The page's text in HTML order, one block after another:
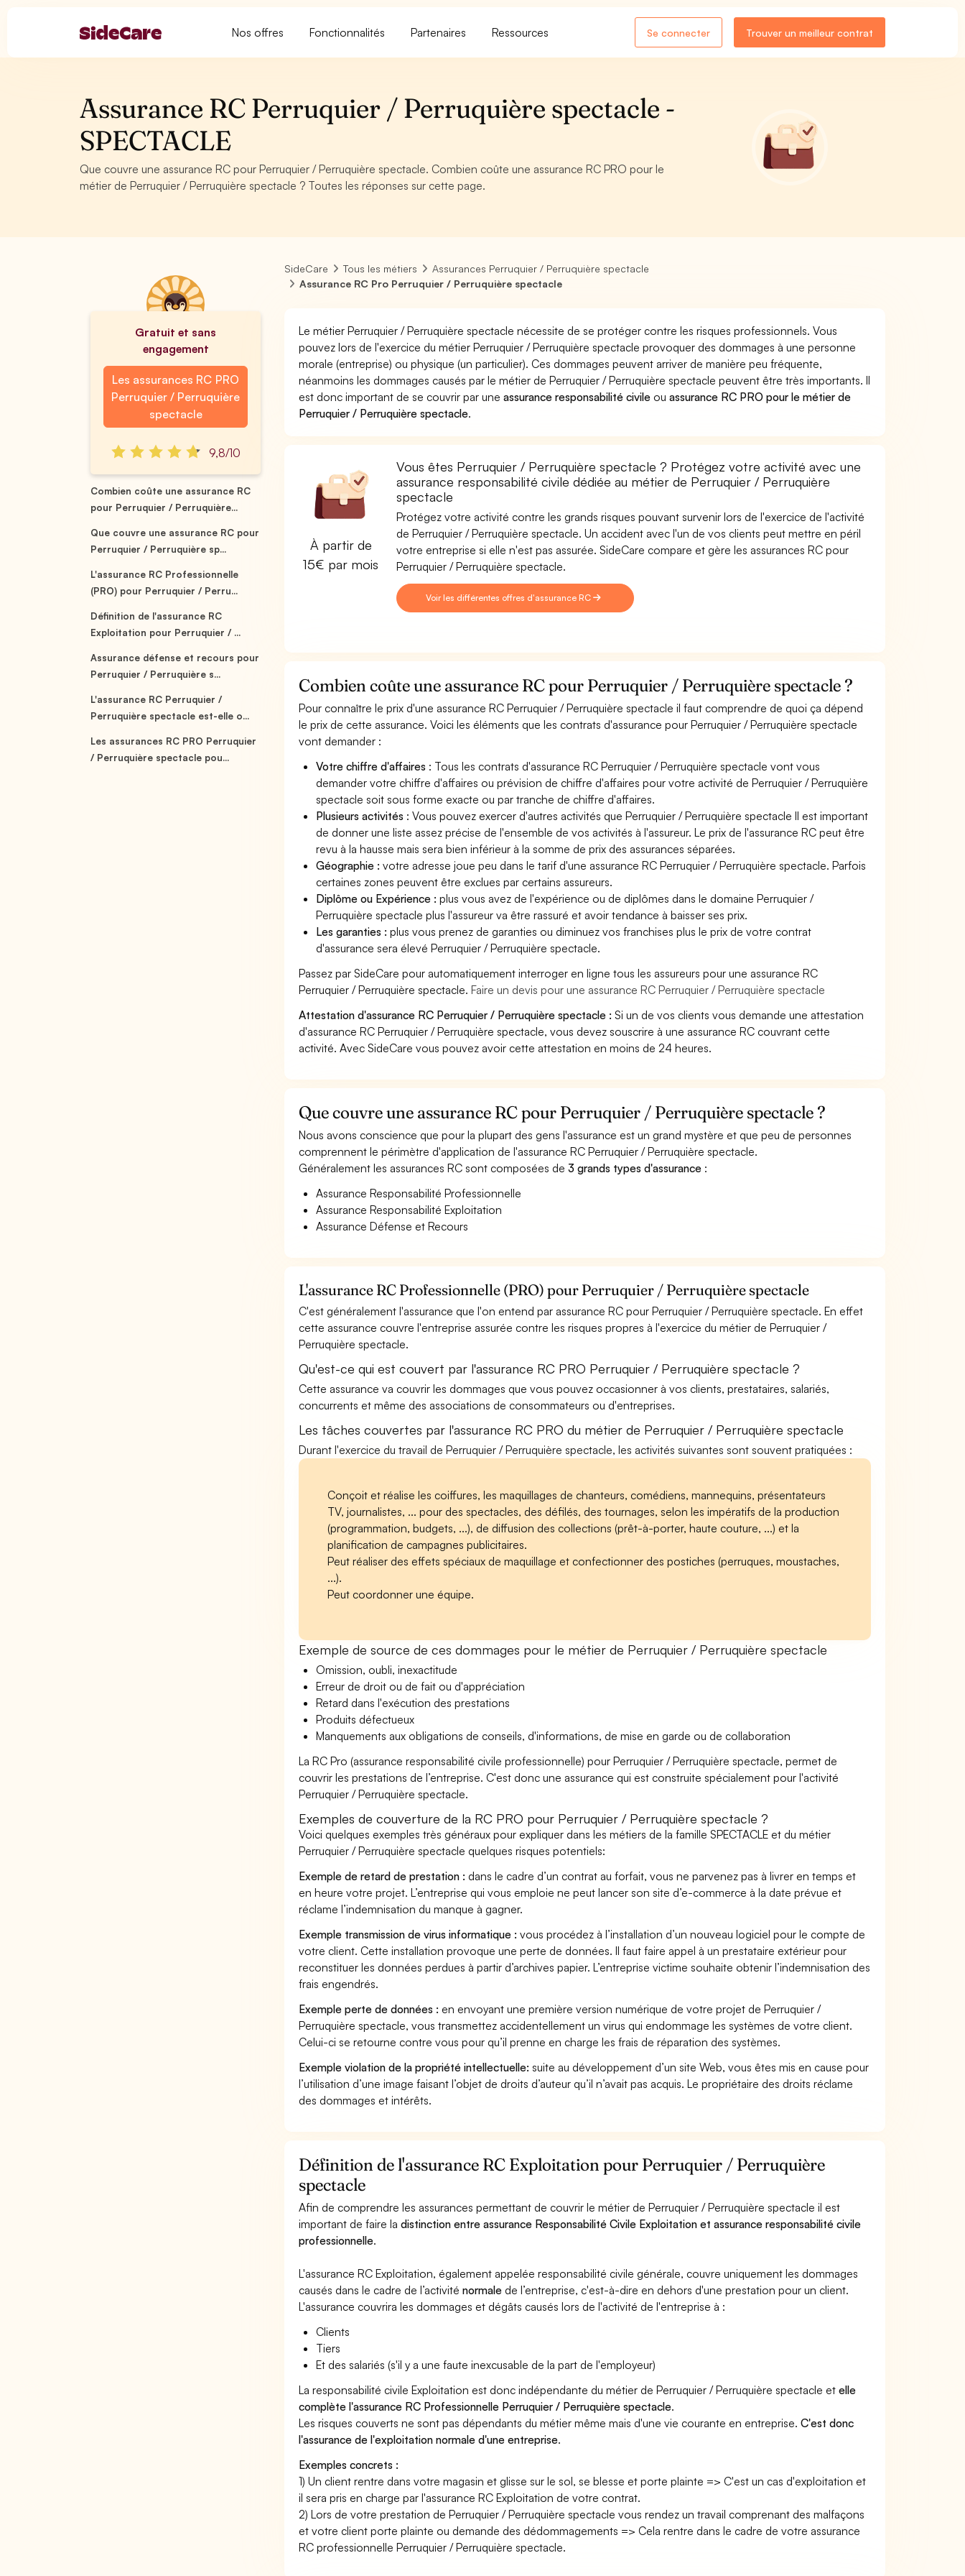
Nos offres Fonctionnalités Partenaires Ressources Se connecter Trouver un meilleur contrat
Assurance RC Perruquier / Perruquière spectacle -
SPECTACLE
Que couvre une assurance RC pour Perruquier / Perruquière spectacle. Combien coûte une assurance RC PRO pour le
métier de Perruquier / Perruquière spectacle ? Toutes les réponses sur cette page.
Gratuit et sans
engagement
Les assurances RC PRO
Perruquier / Perruquière
spectacle
9,8/10
Combien coûte une assurance RC
pour Perruquier / Perruquière...
Que couvre une assurance RC pour
Perruquier / Perruquière sp...
L'assurance RC Professionnelle
(PRO) pour Perruquier / Perru...
Définition de l'assurance RC
Exploitation pour Perruquier / ...
Assurance défense et recours pour
Perruquier / Perruquière s...
L'assurance RC Perruquier /
Perruquière spectacle est-elle o...
Les assurances RC PRO Perruquier
/ Perruquière spectacle pou...
SideCare Tous les métiers
Assurances Perruquier / Perruquière spectacle
Assurance RC Pro Perruquier / Perruquière spectacle
Le métier Perruquier / Perruquière spectacle nécessite de se protéger contre les risques professionnels. Vous
pouvez lors de l'exercice du métier Perruquier / Perruquière spectacle provoquer des dommages à une personne
morale (entreprise) ou physique (un particulier). Ces dommages peuvent arriver de manière peu fréquente,
néanmoins les dommages causés par le métier de Perruquier / Perruquière spectacle peuvent être très importants. Il
est donc important de se couvrir par uneassurance responsabilité civile ouassurance RC PRO pour le métier de
Perruquier / Perruquière spectacle.
À partir de
15€ par mois
Vous êtes Perruquier / Perruquière spectacle ? Protégez votre activité avec une
assurance responsabilité civile dédiée au métier de Perruquier / Perruquière
spectacle
Protégez votre activité contre les grands risques pouvant survenir lors de l'exercice de l'activité
de Perruquier / Perruquière spectacle. Un accident avec l'un de vos clients peut mettre en péril
votre entreprise si elle n'est pas assurée. SideCare compare et gère les assurances RC pour
Perruquier / Perruquière spectacle.
Voir les différentes offres d'assurance RC
Combien coûte une assurance RC pour Perruquier / Perruquière spectacle ?
Pour connaître le prix d'une assurance RC Perruquier / Perruquière spectacle il faut comprendre de quoi ça dépend
le prix de cette assurance. Voici les éléments que les contrats d'assurance pour Perruquier / Perruquière spectacle
vont demander :
Votre chiffre d'affaires : Tous les contrats d'assurance RC Perruquier / Perruquière spectacle vont vous
demander votre chiffre d'affaires ou prévision de chiffre d'affaires pour votre activité de Perruquier / Perruquière
spectacle soit sous forme exacte ou par tranche de chiffre d'affaires.
Plusieurs activités : Vous pouvez exercer d'autres activités que Perruquier / Perruquière spectacle Il est important
de donner une liste assez précise de l'ensemble de vos activités à l'assureur. Le prix de l'assurance RC peut être
revu à la hausse mais sera bien inférieur à la somme de prix des assurances séparées.
Géographie :votre adresse joue peu dans le tarif d'une assurance RC Perruquier / Perruquière spectacle. Parfois
certaines zones peuvent être exclues par certains assureurs.
Diplôme ou Expérience :plus vous avez de l'expérience ou de diplômes dans le domaine Perruquier /
Perruquière spectacle plus l'assureur va être rassuré et avoir tendance à baisser ses prix.
Les garanties :plus vous prenez de garanties ou diminuez vos franchises plus le prix de votre contrat
d'assurance sera élevé Perruquier / Perruquière spectacle.
Passez par SideCare pour automatiquement interroger en ligne tous les assureurs pour une assurance RC
Perruquier / Perruquière spectacle.Faire un devis pour une assurance RC Perruquier / Perruquière spectacle
Attestation d'assurance RC Perruquier / Perruquière spectacle : Si un de vos clients vous demande une attestation
d'assurance RC Perruquier / Perruquière spectacle, vous devez souscrire à une assurance RC couvrant cette
activité. Avec SideCare vous pouvez avoir cette attestation en moins de 24 heures.
Que couvre une assurance RC pour Perruquier / Perruquière spectacle ?
Nous avons conscience que pour la plupart des gens l'assurance est un grand mystère et que peu de personnes
comprennent le périmètre d'application de l'assurance RC Perruquier / Perruquière spectacle.
Généralement les assurances RC sont composées de3 grands types d'assurance :
Assurance Responsabilité Professionnelle
Assurance Responsabilité Exploitation
Assurance Défense et Recours
L'assurance RC Professionnelle (PRO) pour Perruquier / Perruquière spectacle
C'est généralement l'assurance que l'on entend par assurance RC pour Perruquier / Perruquière spectacle. En effet
cette assurance couvre l'entreprise assurée contre les risques propres à l'exercice du métier de Perruquier /
Perruquière spectacle.
Qu'est-ce qui est couvert par l'assurance RC PRO Perruquier / Perruquière spectacle ?
Cette assurance va couvrir les dommages que vous pouvez occasionner à vos clients, prestataires, salariés,
concurrents et même des associations de consommateurs ou d'entreprises.
Les tâches couvertes par l'assurance RC PRO du métier de Perruquier / Perruquière spectacle
Durant l'exercice du travail de Perruquier / Perruquière spectacle, les activités suivantes sont souvent pratiquées :
Conçoit et réalise les coiffures, les maquillages de chanteurs, comédiens, mannequins, présentateurs
TV, journalistes, ... pour des spectacles, des défilés, des tournages, selon les impératifs de la production
(programmation, budgets, ...), de diffusion des collections (prêt-à-porter, haute couture, ...) et la
planification de campagnes publicitaires.
Peut réaliser des effets spéciaux de maquillage et confectionner des postiches (perruques, moustaches,
...).
Peut coordonner une équipe.
Exemple de source de ces dommages pour le métier de Perruquier / Perruquière spectacle
Omission, oubli, inexactitude
Erreur de droit ou de fait ou d'appréciation
Retard dans l'exécution des prestations
Produits défectueux
Manquements aux obligations de conseils, d'informations, de mise en garde ou de collaboration
La RC Pro (assurance responsabilité civile professionnelle) pour Perruquier / Perruquière spectacle, permet de
couvrir les prestations de l’entreprise. C'est donc une assurance qui est construite spécialement pour l'activité
Perruquier / Perruquière spectacle.
Exemples de couverture de la RC PRO pour Perruquier / Perruquière spectacle ?
Voici quelques exemples très généraux pour expliquer dans les métiers de la famille SPECTACLE et du métier
Perruquier / Perruquière spectacle quelques risques potentiels:
Exemple de retard de prestation : dans le cadre d’un contrat au forfait, vous ne parvenez pas à livrer en temps et
en heure votre projet. L’entreprise qui vous emploie ne peut lancer son site d’e-commerce à la date prévue et
réclame l’indemnisation du manque à gagner.
Exemple transmission de virus informatique : vous procédez à l’installation d’un nouveau logiciel pour le compte de
votre client. Cette installation provoque une perte de données. Il faut faire appel à un prestataire extérieur pour
reconstituer les données perdues à partir d’archives papier. L’entreprise victime souhaite obtenir l’indemnisation des
frais engendrés.
Exemple perte de données : en envoyant une première version numérique de votre projet de Perruquier /
Perruquière spectacle, vous transmettez accidentellement un virus qui endommage les systèmes de votre client.
Celui-ci se retourne contre vous pour qu’il prenne en charge les frais de réparation des systèmes.
Exemple violation de la propriété intellectuelle: suite au développement d’un site Web, vous êtes mis en cause pour
l’utilisation d’une image faisant l’objet de droits d’auteur qu’il n’avait pas acquis. Le propriétaire des droits réclame
des dommages et intérêts.
Définition de l'assurance RC Exploitation pour Perruquier / Perruquière
spectacle
Afin de comprendre les assurances permettant de couvrir le métier de Perruquier / Perruquière spectacle il est
important de faire ladistinction entre assurance Responsabilité Civile Exploitation et assurance responsabilité civile
professionnelle.
L'assurance RC Exploitation, également appelée responsabilité civile générale, couvre uniquement les dommages
causés dans le cadre de l’activiténormale de l’entreprise, c'est-à-dire en dehors d'une prestation pour un client.
L'assurance couvrira les dommages et dégâts causés lors de l'activité de l'entreprise à :
Clients
Tiers
Et des salariés (s'il y a une faute inexcusable de la part de l'employeur)
La responsabilité civile Exploitation est donc indépendante du métier de Perruquier / Perruquière spectacle etelle
complète l'assurance RC Professionnelle Perruquier / Perruquière spectacle.
Les risques couverts ne sont pas dépendants du métier même mais d'une vie courante en entreprise.C'est donc
l'assurance de l'exploitation normale d'une entreprise.
Exemples concrets :
1) Un client rentre dans votre magasin et glisse sur le sol, se blesse et porte plainte => C'est un cas d'exploitation et
il sera pris en charge par l'assurance RC Exploitation de votre contrat.
2) Lors de votre prestation de Perruquier / Perruquière spectacle vous rendez un travail comprenant des malfaçons
et votre client porte plainte ou demande des dédommagements => Cela rentre dans le cadre de votre assurance
RC professionnelle Perruquier / Perruquière spectacle.